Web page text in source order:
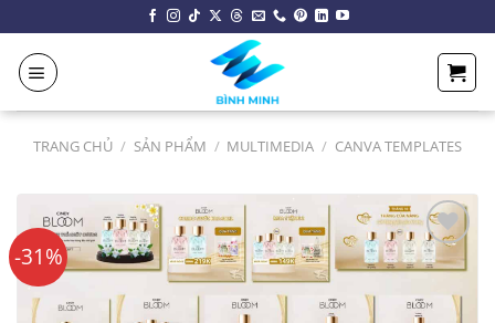
đến
nội
dung
TRANG CHỦ / SẢN PHẨM / MULTIMEDIA / CANVA TEMPLATES
-31%